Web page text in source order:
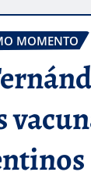
MOMENTO